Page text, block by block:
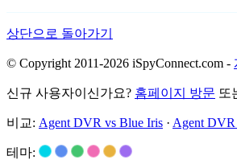
상단으로 돌아가기
© Copyright 2011-2026 iSpyConnect.com -
신규 사용자이신가요? 홈페이지 방문 또
비교: Agent DVR vs Blue Iris · Agent DVR
테마: